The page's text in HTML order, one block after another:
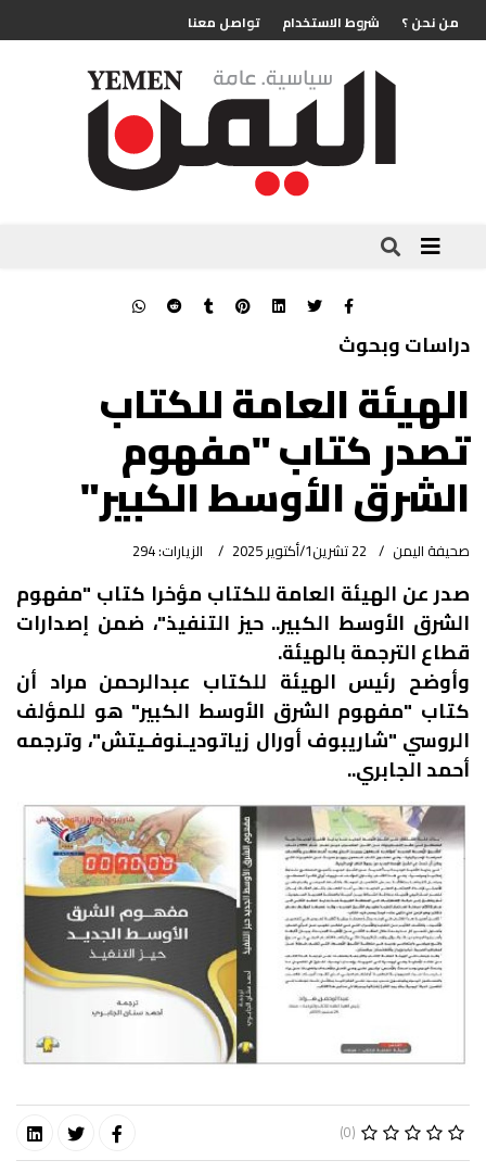
من نحن ؟ شروط الاستخدام تواصل معنا
دراسات وبحوث
الهيئة العامة للكتاب
تصدر كتاب "مفهوم
الشرق الأوسط الكبير"
صحيفة اليمن 22 تشرين1/أكتوير 2025 الزيارات: 294
صدر عن الهيئة العامة للكتاب مؤخرا كتاب "مفهوم
الشرق الأوسط الكبير.. حيز التنفيذ"، ضمن إصدارات
قطاع الترجمة بالهيئة.
وأوضح رئيس الهيئة للكتاب عبدالرحمن مراد أن
كتاب "مفهوم الشرق الأوسط الكبير" هو للمؤلف
الروسي "شاريبوف أورال زياتوديـنوفـيتش"، وترجمه
أحمد الجابري..
(0)